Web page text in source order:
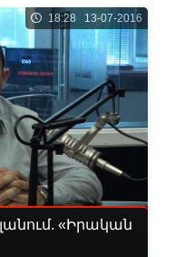
18:28 13-07-2016
«Իրական